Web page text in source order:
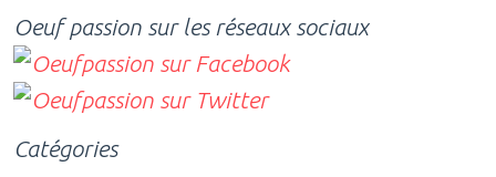
Oeuf passion sur les réseaux sociaux
Catégories